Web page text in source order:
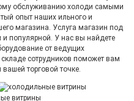
обслуживанию холоди самыми
опыт наших ильного и
магазина. Услуга магазин под
и популярной. У нас вы найдете
от ведущих
сотрудников поможет вам
торговой точке.